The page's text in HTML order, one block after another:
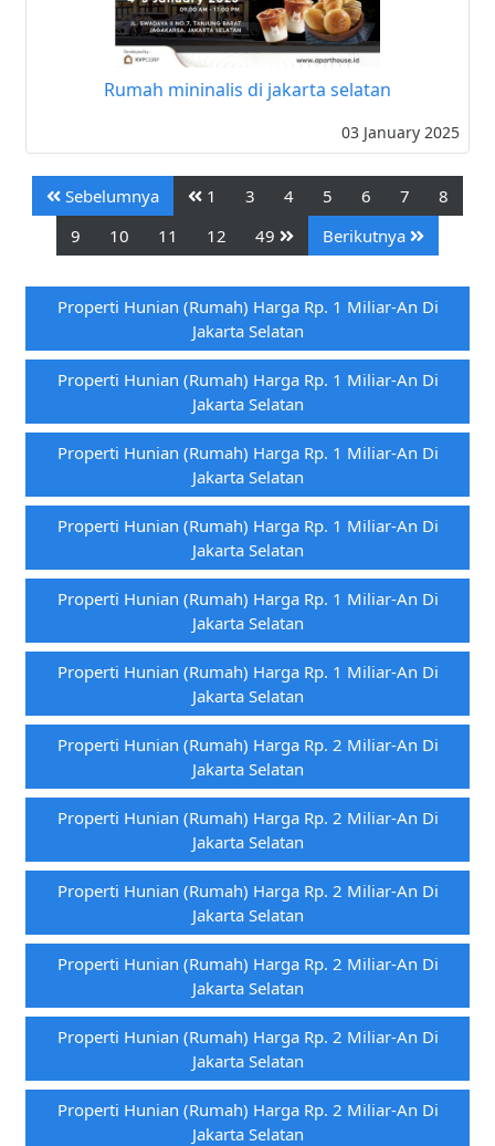
Rumah mininalis di jakarta selatan
03 January 2025
Sebelumnya 1 3 4 5 6 7
8
9
10 11 12 49 Berikutnya
Properti Hunian (rumah) Harga Rp. 1 Miliar-An Di
Jakarta Selatan
Properti Hunian (rumah) Harga Rp. 1 Miliar-An Di
Jakarta Selatan
Properti Hunian (rumah) Harga Rp. 1 Miliar-An Di
Jakarta Selatan
Properti Hunian (rumah) Harga Rp. 1 Miliar-An Di
Jakarta Selatan
Properti Hunian (rumah) Harga Rp. 1 Miliar-An Di
Jakarta Selatan
Properti Hunian (rumah) Harga Rp. 1 Miliar-An Di
Jakarta Selatan
Properti Hunian (rumah) Harga Rp. 2 Miliar-An Di
Jakarta Selatan
Properti Hunian (rumah) Harga Rp. 2 Miliar-An Di
Jakarta Selatan
Properti Hunian (rumah) Harga Rp. 2 Miliar-An Di
Jakarta Selatan
Properti Hunian (rumah) Harga Rp. 2 Miliar-An Di
Jakarta Selatan
Properti Hunian (rumah) Harga Rp. 2 Miliar-An Di
Jakarta Selatan
Properti Hunian (rumah) Harga Rp. 2 Miliar-An Di
Jakarta Selatan